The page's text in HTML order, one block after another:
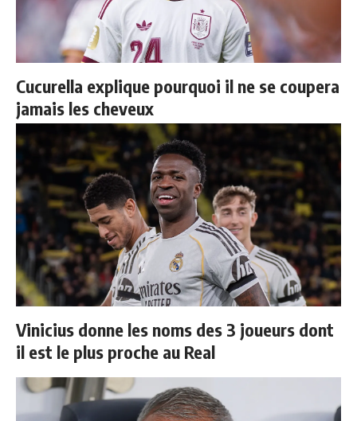
Cucurella explique pourquoi il ne se coupera
jamais les cheveux
Vinicius donne les noms des 3 joueurs dont
il est le plus proche au Real